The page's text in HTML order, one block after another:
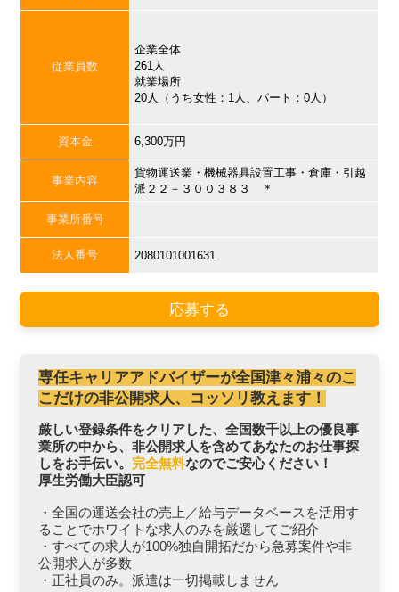
従業員数
企業全体
261人
就業場所
20人（うち女性：1人、パート：0人）
資本金 6,300万円
事業内容
貨物運送業・機械器具設置工事・倉庫・引越
派２２－３００３８３ ＊
事業所番号
法人番号 2080101001631
応募する
専任キャリアアドバイザーが全国津々浦々のこ
こだけの非公開求人、コッソリ教えます！
厳しい登録条件をクリアした、全国数千以上の優良事
業所の中から、非公開求人を含めてあなたのお仕事探
しをお手伝い。 完全無料なのでご安心ください！
厚生労働大臣認可
・全国の運送会社の売上／給与データベースを活用す
ることでホワイトな求人のみを厳選してご紹介
・すべての求人が100%独自開拓だから急募案件や非
公開求人が多数
・正社員のみ。派遣は一切掲載しません